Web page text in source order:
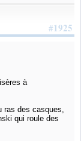
#1925
à
des casques,
qui roule des